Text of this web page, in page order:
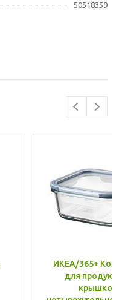
50518359
ИКЕА/365+
для
крышкой,